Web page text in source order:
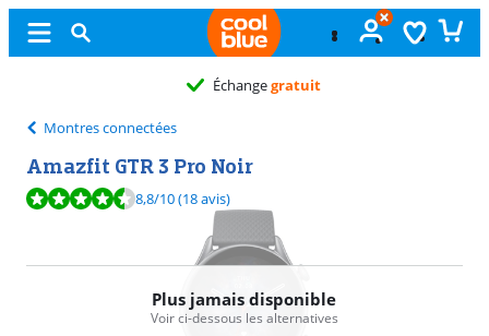
Échangegratuit
Montres connectées
Amazfit GTR 3 Pro Noir
La note est de 8,8 sur 10, basée sur 18 avis.
8,8/10(18 avis)
Plus jamais disponible
Voir ci-dessous les alternatives